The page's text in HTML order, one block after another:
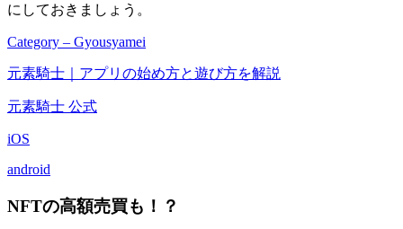
にしておきましょう。
Category – Gyousyamei
元素騎士｜アプリの始め方と遊び方を解説
元素騎士 公式
iOS
android
NFTの高額売買も！？